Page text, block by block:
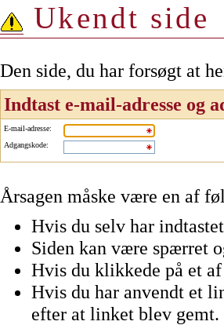
Ukendt side
Den side, du har forsøgt at
Indtast e-mail-adresse og
E-mail-adresse:
Adgangskode:
Årsagen måske være en af
Hvis du selv har
Siden kan være spærret
Hvis du klikkede på et
Hvis du har anvendt et
efter at linket blev gemt.